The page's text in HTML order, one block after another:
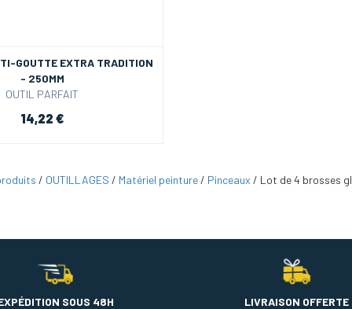
GOUTTE EXTRA TRADITION
- 250MM
OUTIL PARFAIT
14,22 €
/ OUTILLAGES / Matériel peinture / Pinceaux / Lot de 4 brosses
SOUS 48H LIVRAISON OFFERTE